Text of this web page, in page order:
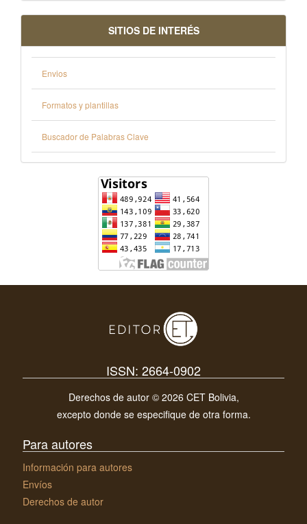
SITIOS DE INTERÉS
Envios
Formatos y plantillas
Buscador de Palabras Clave
ISSN: 2664-0902
Derechos de autor © 2026 CET Bolivia,
excepto donde se especifique de otra forma.
Para autores
Información para autores
Envíos
Derechos de autor